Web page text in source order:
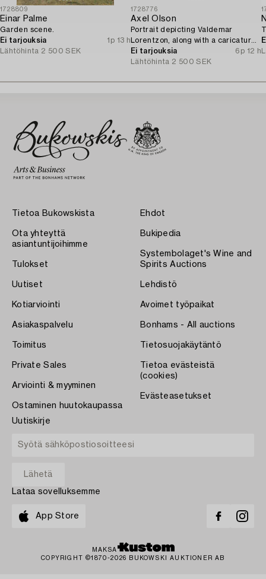
1728809
Einar Palme
Garden scene.
Ei tarjouksia
1p 13 h
Lähtöhinta 2 500 SEK
1728776
Axel Olson
Portrait depicting Valdemar
Lorentzon, along with a caricature
of the Accountant Ingvarsson.
Ei tarjouksia
6p 12 h
Lähtöhinta 2 500 SEK
Tietoa Bukowskista
Ota yhteyttä
asiantuntijoihimme
Tulokset
Uutiset
Kotiarviointi
Asiakaspalvelu
Toimitus
Private Sales
Arviointi & myyminen
Ostaminen huutokaupassa
Ehdot
Bukipedia
Systembolaget's Wine and
Spirits Auctions
Lehdistö
Avoimet työpaikat
Bonhams - All auctions
Tietosuojakäytäntö
Tietoa evästeistä
(cookies)
Evästeasetukset
Uutiskirje
Lataa sovelluksemme
App Store
MAKSA
COPYRIGHT ©1870-2026 BUKOWSKI AUKTIONER AB